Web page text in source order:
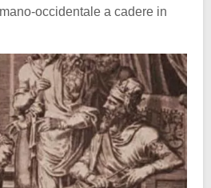
occidentale a cadere in